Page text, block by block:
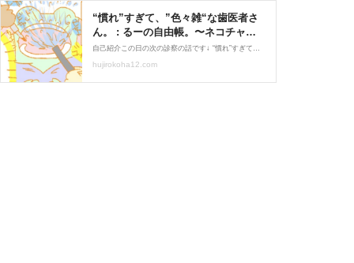
“慣れ”すぎて、”色々雑“な歯医者さ
ん。 : るーの自由帳。〜ネコチャン
添え〜
自己紹介この日の次の診察の話です↓ “慣れ”すぎて、”色々雑“な歯医者さん。扱い雑で草小さい頃から通っているので先生も私が何も気にしない人間なのを理解してるのでこんな感じです笑そんな先生がツボで治療中笑いを堪えるのに必死な私でした。後日談↓ 続いてしまった
hujirokoha12.com